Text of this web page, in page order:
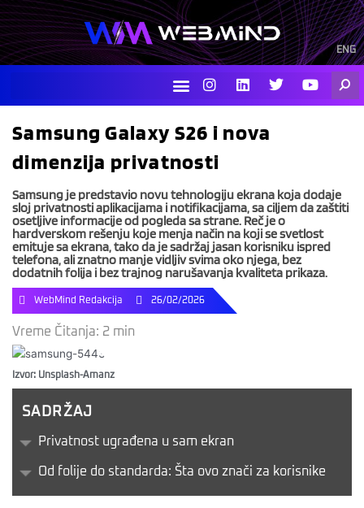
Skip
to
content
ENG
I
n
s
a
r
m
L
i
n
e
T
w
i
Y
o
u
Samsung Galaxy S26 i nova
dimenzija privatnosti
Samsung je predstavio novu tehnologiju ekrana koja dodaje
sloj privatnosti aplikacijama i notifikacijama, sa ciljem da zaštiti
osetljive informacije od pogleda sa strane. Reč je o
hardverskom rešenju koje menja način na koji se svetlost
emituje sa ekrana, tako da je sadržaj jasan korisniku ispred
telefona, ali znatno manje vidljiv svima oko njega, bez
dodatnih folija i bez trajnog narušavanja kvaliteta prikaza.
WebMind Redakcija 26/02/2026
Vreme Čitanja: 2 min
Izvor: Unsplash-Amanz
SADRŽAJ
Privatnost ugrađena u sam ekran
Od folije do standarda: Šta ovo znači za korisnike